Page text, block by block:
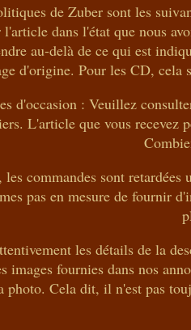
de Zuber sont les
l'article dans l'état que nous
au-delà de ce qui est
d'origine. Pour les CD,
d'occasion : Veuillez
L'article que vous recevez
les commandes sont
pas en mesure de fournir
les détails de la
images fournies dans nos
photo. Cela dit, il n'est pas